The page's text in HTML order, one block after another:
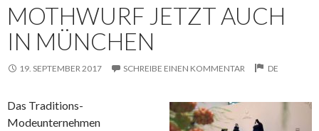
MOTHWURF JETZT AUCH
IN MÜNCHEN
19. SEPTEMBER 2017 SCHREIBE EINEN KOMMENTAR DE
Das Traditions-
Modeunternehmen